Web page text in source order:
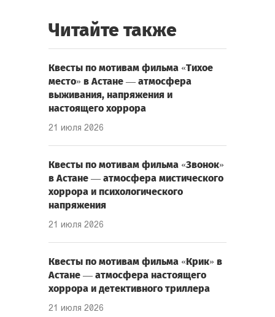
Читайте также
Квесты по мотивам фильма «Тихое
место» в Астане — атмосфера
выживания, напряжения и
настоящего хоррора
21 июля 2026
Квесты по мотивам фильма «Звонок»
в Астане — атмосфера мистического
хоррора и психологического
напряжения
21 июля 2026
Квесты по мотивам фильма «Крик» в
Астане — атмосфера настоящего
хоррора и детективного триллера
21 июля 2026